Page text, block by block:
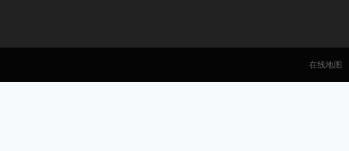
在线地图